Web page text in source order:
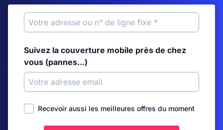
Suivez la couverture mobile près de chez
vous (pannes...)
Recevoir aussi les meilleures offres du moment